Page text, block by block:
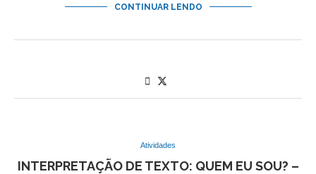
CONTINUAR LENDO
Atividades
INTERPRETAÇÃO DE TEXTO: QUEM EU SOU? –